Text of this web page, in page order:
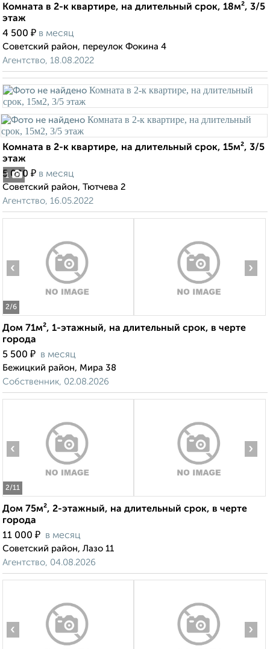
Комната в 2-к квартире, на длительный срок, 18м², 3/5
этаж
4 500 ₽ в месяц
Советский район, переулок Фокина 4
Агентство, 18.08.2022
1
Комната в 2-к квартире, на длительный срок, 15м², 3/5
этаж
5 000 ₽ в месяц
Советский район, Тютчева 2
Агентство, 16.05.2022
2/6
‹ ›
Дом 71м², 1-этажный, на длительный срок, в черте
города
5 500 ₽ в месяц
Бежицкий район, Мира 38
Собственник, 02.08.2026
2/11
‹ ›
Дом 75м², 2-этажный, на длительный срок, в черте
города
11 000 ₽ в месяц
Советский район, Лазо 11
Агентство, 04.08.2026
‹ ›